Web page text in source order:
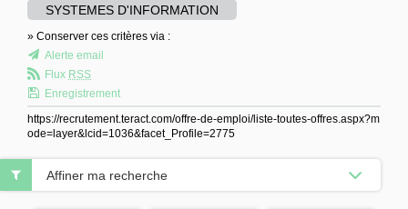
SYSTEMES D'INFORMATION
» Conserver ces critères via :
Alerte email
Flux RSS
Enregistrement
https://recrutement.teract.com/offre-de-emploi/liste-toutes-offres.aspx?m
ode=layer&lcid=1036&facet_Profile=2775
Affiner ma recherche